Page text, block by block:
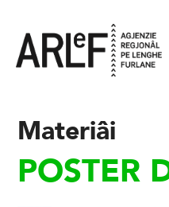
Materiâi
POSTER